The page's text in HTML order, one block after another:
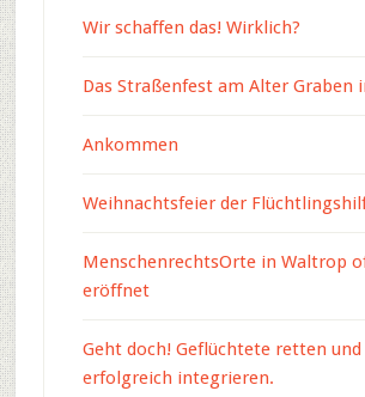
Wir schaffen das! Wirklich?
Das Straßenfest am Alter Graben
Ankommen
Weihnachtsfeier der
MenschenrechtsOrte in Waltrop
eröffnet
Geht doch! Geflüchtete retten und
erfolgreich integrieren.